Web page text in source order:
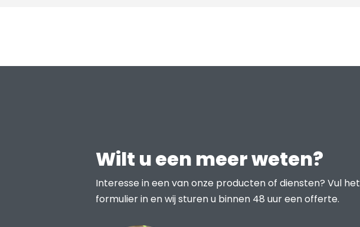
Wilt u een meer weten?
Interesse in een van onze producten of diensten? Vul het
formulier in en wij sturen u binnen 48 uur een offerte.